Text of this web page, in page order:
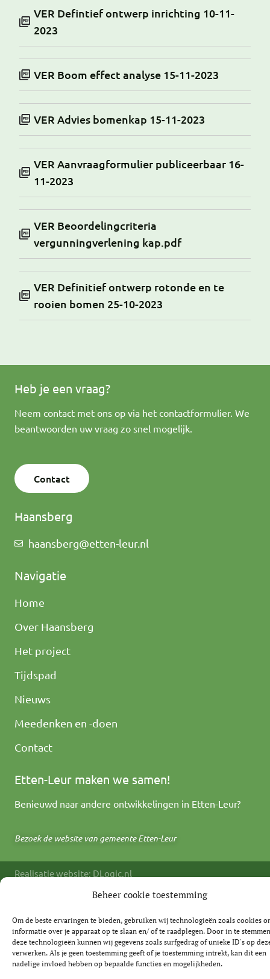
Beheer cookie toestemming
Om de beste ervaringen te bieden, gebruiken wij technologieën zoals cookies
informatie over je apparaat op te slaan en/ of te raadplegen. Door in te
deze technologieën kunnen wij gegevens zoals surfgedrag of unieke ID's op
verwerken. Als je geen toestemming geeft of je toestemming intrekt, kan dit een
nadelige invloed hebben op bepaalde functies en mogelijkheden.
VER Defintief ontwerp inrichting 10-11-
2023
VER Boom effect analyse 15-11-2023
VER Advies bomenkap 15-11-2023
VER Aanvraagformulier publiceerbaar 16-
11-2023
VER Beoordelingcriteria
vergunningverlening kap.pdf
VER Definitief ontwerp rotonde en te
rooien bomen 25-10-2023
Heb je een vraag?
Neem contact met ons op via het contactformulier. We
beantwoorden uw vraag zo snel mogelijk.
Contact
Haansberg
haansberg@etten-leur.nl
Navigatie
Home
Over Haansberg
Het project
Tijdspad
Nieuws
Meedenken en -doen
Contact
Etten-Leur maken we samen!
Benieuwd naar andere ontwikkelingen in Etten-Leur?
Bezoek de website van gemeente Etten-Leur
Realisatie website: DLogic.nl
Algemene Voorwaarden Disclaimer